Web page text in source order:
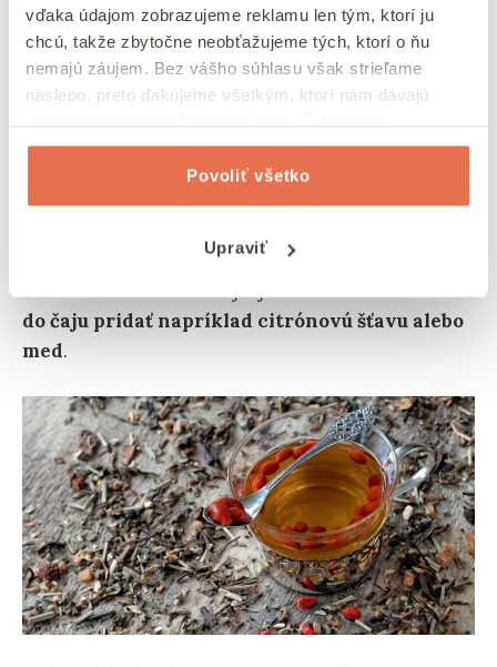
vďaka údajom zobrazujeme reklamu len tým, ktorí ju
chcú, takže zbytočne neobťažujeme tých, ktorí o ňu
nemajú záujem. Bez vášho súhlasu však strieľame
naslepo, preto ďakujeme všetkým, ktorí nám dávajú
Povoliť všetko
Upraviť
mohlo spôsobiť tráviace problémy.
Čaj z goji
Čaj z plodov goji je jednoduchý a ideálny spôsob,
ako využiť priaznivé účinky goji. Príprava čaju z
goji je jednoduchá. Stačízaliať jednu čajovú
nechať lúhovať približne 5 až 10 minút
do čaju pridať napríklad citrónovú šťavu alebo
med.